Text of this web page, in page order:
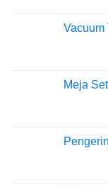
Vacuum
Meja